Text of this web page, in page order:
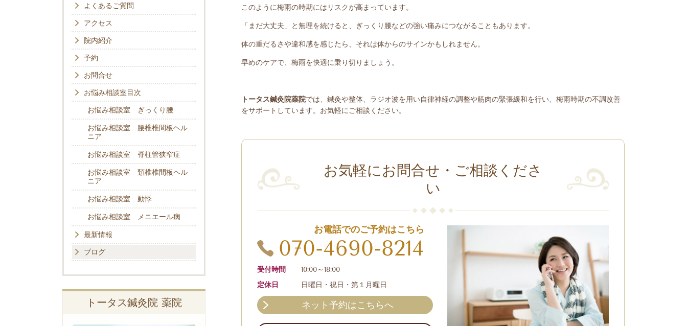
このように梅雨の時期にはリスクが高まっています。
「まだ大丈夫」と無理を続けると、ぎっくり腰などの強い痛みにつながることもあります。
体の重だるさや違和感を感じたら、それは体からのサインかもしれません。
早めのケアで、梅雨を快適に乗り切りましょう。
トータス鍼灸院薬院では、鍼灸や整体、ラジオ波を用い自律神経の調整や筋肉の緊張緩和を行い、梅雨時期の不調改善
をサポートしています。お気軽にご相談ください。
お気軽にお問合せ・ご相談くださ
い
お電話でのご予約はこちら
070-4690-8214
受付時間
10:00～18:00
定休日
日曜日・祝日・第１月曜日
ネット予約はこちらへ
よくあるご質問
アクセス
院内紹介
予約
お問合せ
お悩み相談室目次
お悩み相談室 ぎっくり腰
お悩み相談室 腰椎椎間板ヘル
ニア
お悩み相談室 脊柱管狭窄症
お悩み相談室 頚椎椎間板ヘル
ニア
お悩み相談室 動悸
お悩み相談室 メニエール病
最新情報
ブログ
トータス鍼灸院 薬院